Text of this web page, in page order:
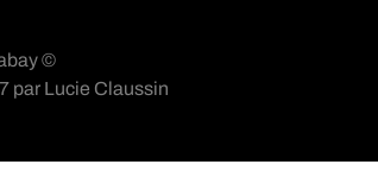
par Lucie Claussin
©